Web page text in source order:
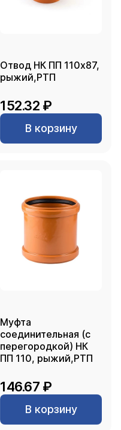
Отвод НК ПП 110х87,
рыжий,РТП
152.32 ₽
В корзину
Муфта
соединительная (с
перегородкой) НК
ПП 110, рыжий,РТП
146.67 ₽
В корзину